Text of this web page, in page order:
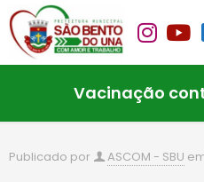
Vacinação
Publicado por ASCOM - SBU